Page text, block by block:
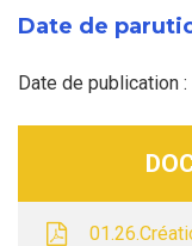
Date de
Date de publication